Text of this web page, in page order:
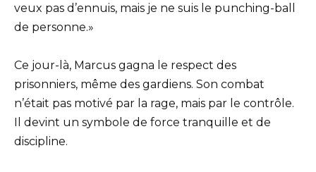
veux pas d’ennuis, mais je ne suis le punching-ball
de personne.»
Ce jour-là, Marcus gagna le respect des
prisonniers, même des gardiens. Son combat
n’était pas motivé par la rage, mais par le contrôle.
Il devint un symbole de force tranquille et de
discipline.